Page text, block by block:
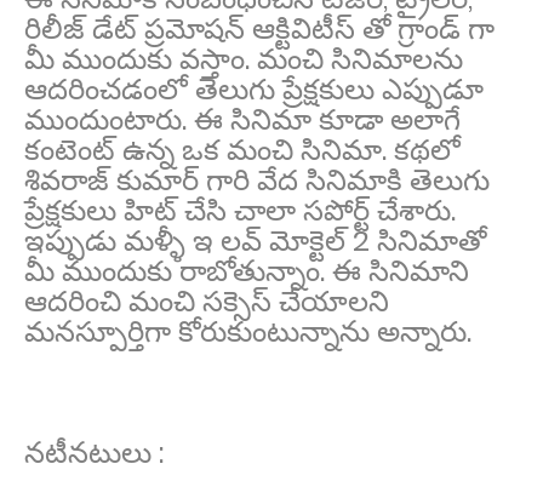
రిలీజ్ డేట్ ప్రమోషన్ ఆక్టివిటీస్ తో గ్రాండ్ గా
మీ ముందుకు వస్తాం. మంచి సినిమాలను
ఆదరించడంలో తెలుగు ప్రేక్షకులు ఎప్పుడూ
ముందుంటారు. ఈ సినిమా కూడా అలాగే
కంటెంట్ ఉన్న ఒక మంచి సినిమా. కథలో
శివరాజ్ కుమార్ గారి వేద సినిమాకి తెలుగు
ప్రేక్షకులు హిట్ చేసి చాలా సపోర్ట్ చేశారు.
ఇప్పుడు మళ్ళీ ఇ లవ్ మోక్టెల్ 2 సినిమాతో
మీ ముందుకు రాబోతున్నాం. ఈ సినిమాని
ఆదరించి మంచి సక్సెస్ చేయాలని
మనస్పూర్తిగా కోరుకుంటున్నాను అన్నారు.
నటీనటులు :